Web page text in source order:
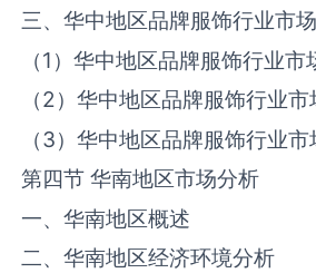
三、华中地区品牌服饰行业市
（1 ）华中地区品牌服饰行业市
（2）华中地区品牌服饰行业市
（3）华中地区品牌服饰行业
第四节 华南地区市场分析
一、华南地区概述
二、华南地区经济环境分析